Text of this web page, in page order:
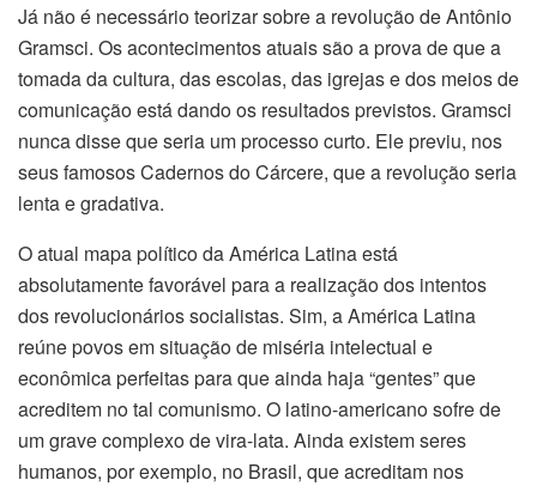
Já não é necessário teorizar sobre a revolução de Antônio
Gramsci. Os acontecimentos atuais são a prova de que a
tomada da cultura, das escolas, das igrejas e dos meios de
comunicação está dando os resultados previstos. Gramsci
nunca disse que seria um processo curto. Ele previu, nos
seus famosos Cadernos do Cárcere, que a revolução seria
lenta e gradativa.
O atual mapa político da América Latina está
absolutamente favorável para a realização dos intentos
dos revolucionários socialistas. Sim, a América Latina
reúne povos em situação de miséria intelectual e
econômica perfeitas para que ainda haja “gentes” que
acreditem no tal comunismo. O latino-americano sofre de
um grave complexo de vira-lata. Ainda existem seres
humanos, por exemplo, no Brasil, que acreditam nos